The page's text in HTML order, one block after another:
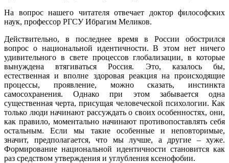
На вопрос нашего читателя отвечает доктор философских
наук, профессор РГСУ Ибрагим Меликов.
Действительно, в последнее время в России обострился
вопрос о национальной идентичности. В этом нет ничего
удивительного в свете процессов глобализации, в которые
вынуждена втягиваться Россия. Это, казалось бы,
естественная и вполне здоровая реакция на происходящие
процессы, проявление, можно сказать, инстинкта
самосохранения. Однако при этом забывается одна
существенная черта, присущая человеческой психологии. Как
только люди начинают рассуждать о своих особенностях, они,
как правило, моментально начинают противопоставлять себя
остальным. Если мы такие особенные и неповторимые,
значит, предполагается, что мы лучше, а другие – хуже.
Формирование национальной идентичности становится как
раз средством утверждения и углубления ксенофобии.